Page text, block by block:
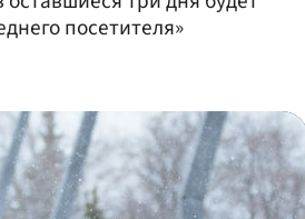
посетителя»